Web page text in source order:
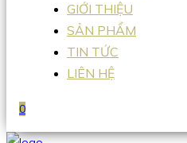
GIỚI THIỆU
SẢN PHẨM
TIN TỨC
LIÊN HỆ
0